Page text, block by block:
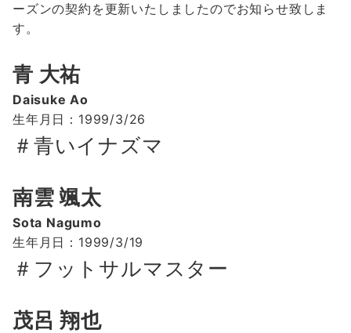
o
o
t
e
i
l
n
e
有
ーズンの契約を更新いたしましたのでお知らせ致しま
す。
青 大祐
Daisuke Ao
生年月日：1999/3/26
＃青いイナズマ
南雲 颯太
Sota Nagumo
生年月日：1999/3/19
＃フットサルマスター
茂呂 翔也